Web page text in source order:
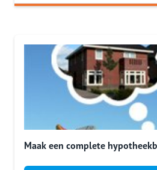
Maak een complete